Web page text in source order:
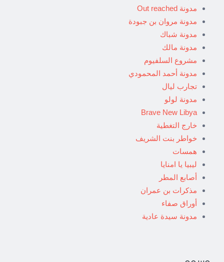
مدونة Out reached
مدونة مروان بن جبودة
مدونة شباك
مدونة مالك
مشروع السلفيوم
مدونة أحمد المحمودي
تجارب ليال
مدونة لولو
Brave New Libya
خارج التغطية
خواطر بنت الشريف
همسات
ليبيا يا امنايا
أصابع المطر
مذكرات بن عمران
أوراق صفاء
مدونة سيدة عادية